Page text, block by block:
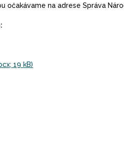
očakávame na adrese Správa
19 kB)